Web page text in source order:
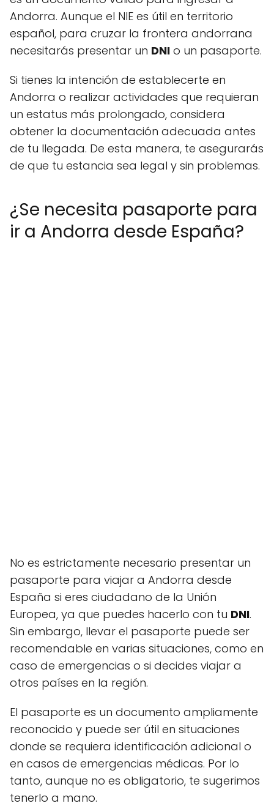
Andorra. Aunque el NIE es útil en territorio
español, para cruzar la frontera andorrana
necesitarás presentar un DNI o un pasaporte.
Si tienes la intención de establecerte en
Andorra o realizar actividades que requieran
un estatus más prolongado, considera
obtener la documentación adecuada antes
de tu llegada. De esta manera, te asegurarás
de que tu estancia sea legal y sin problemas.
¿Se necesita pasaporte para
ir a Andorra desde España?
No es estrictamente necesario presentar un
pasaporte para viajar a Andorra desde
España si eres ciudadano de la Unión
Europea, ya que puedes hacerlo con tu DNI.
Sin embargo, llevar el pasaporte puede ser
recomendable en varias situaciones, como en
caso de emergencias o si decides viajar a
otros países en la región.
El pasaporte es un documento ampliamente
reconocido y puede ser útil en situaciones
donde se requiera identificación adicional o
en casos de emergencias médicas. Por lo
tanto, aunque no es obligatorio, te sugerimos
tenerlo a mano.